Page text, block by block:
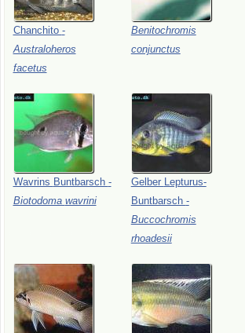
Chanchito -
Australoheros
facetus
Benitochromis
conjunctus
Wavrins Buntbarsch -
Biotodoma wavrini
Gelber
Lepturus-
Buntbarsch -
Buccochromis
rhoadesii